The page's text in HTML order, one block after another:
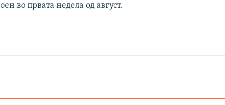
во првата недела од август.